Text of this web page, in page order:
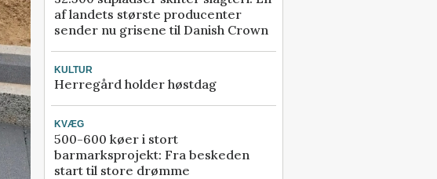
af landets største producenter
sender nu grisene til Danish Crown
KULTUR
Herregård holder høstdag
KVÆG
500-600 køer i stort
barmarksprojekt: Fra beskeden
start til store drømme